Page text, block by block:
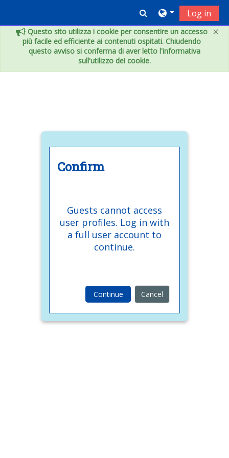
×
Questo sito utilizza i cookie per consentire un accesso
più facile ed efficiente ai contenuti ospitati. Chiudendo
questo avviso si conferma di aver letto l'informativa
sull'utilizzo dei cookie.
Toggle search
Log in
Confirm
Guests cannot access
user profiles. Log in with
a full user account to
continue.
Continue Cancel